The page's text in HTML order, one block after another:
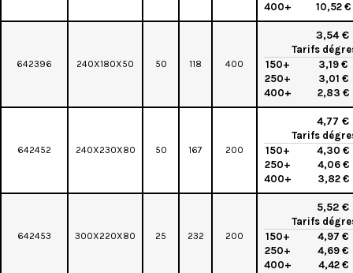
400+
10,52 €
642396 240X180X50 50 118 400
3,54 €
Tarifs
150+
3,19 €
250+
3,01 €
400+
2,83 €
642452 240X230X80 50 167 200
4,77 €
Tarifs
150+
4,30 €
250+
4,06 €
400+
3,82 €
642453 300X220X80 25 232 200
5,52 €
Tarifs
150+
4,97 €
250+
4,69 €
400+
4,42 €